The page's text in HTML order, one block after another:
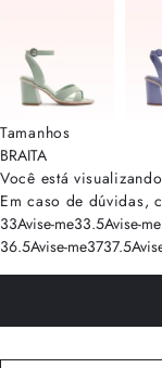
Tamanhos
BRAITA
Você está
Em caso de dúvidas,
33Avise-me33.5Avise-me
36.5Avise-me3737.5